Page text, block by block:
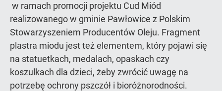
w ramach promocji projektu Cud Miód
realizowanego w gminie Pawłowice z Polskim
Stowarzyszeniem Producentów Oleju. Fragment
plastra miodu jest też elementem, który pojawi się
na statuetkach, medalach, opaskach czy
koszulkach dla dzieci, żeby zwrócić uwagę na
potrzebę ochrony pszczół i bioróżnorodności.